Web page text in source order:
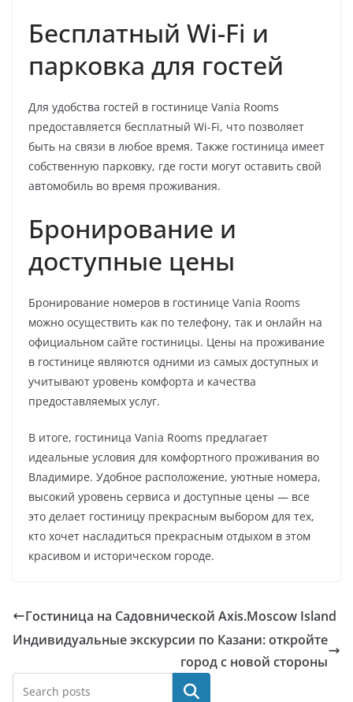
Бесплатный Wi-Fi и
парковка для гостей
Для удобства гостей в гостинице Vania Rooms
предоставляется бесплатный Wi-Fi, что позволяет
быть на связи в любое время. Также гостиница имеет
собственную парковку, где гости могут оставить свой
автомобиль во время проживания.
Бронирование и
доступные цены
Бронирование номеров в гостинице Vania Rooms
можно осуществить как по телефону, так и онлайн на
официальном сайте гостиницы. Цены на проживание
в гостинице являются одними из самых доступных и
учитывают уровень комфорта и качества
предоставляемых услуг.
В итоге, гостиница Vania Rooms предлагает
идеальные условия для комфортного проживания во
Владимире. Удобное расположение, уютные номера,
высокий уровень сервиса и доступные цены — все
это делает гостиницу прекрасным выбором для тех,
кто хочет насладиться прекрасным отдыхом в этом
красивом и историческом городе.
Гостиница на Садовнической Axis.Moscow Island
Индивидуальные экскурсии по Казани: откройте
город с новой стороны
Поиск